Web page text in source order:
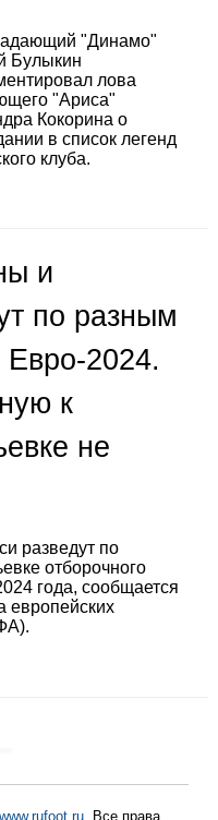
"Динамо"
Булыкин
лова
"Ариса"
Кокорина о
в список легенд
клуба.
и
по разным
Евро-2024.
к
не
разведут по
отборочного
года, сообщается
европейских
www.rufoot.ru . Все права